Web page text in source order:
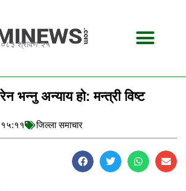
श्रावण २५
भन्नु अन्याय हो: मन्त्री विष्ट
जिल्ला समाचार